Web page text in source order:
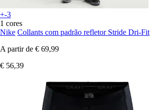
+-3
1 cores
Nike Collants com padrão refletor Stride Dri-Fit
A partir de € 69,99
€ 56,39